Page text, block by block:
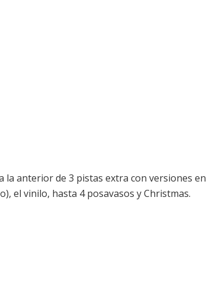
la anterior de 3 pistas extra con versiones en
el vinilo, hasta 4 posavasos y Christmas.